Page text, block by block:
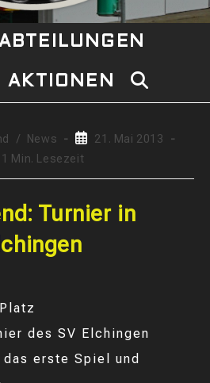
AKTIONEN WEBSITE-
/ News
Beitrag
veröffentlicht:
21. Mai 2013
1 Min. Lesezeit
Turnier in
des SV Elchingen
erste Spiel und